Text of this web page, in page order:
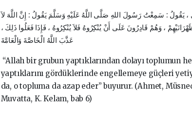
يَقُولُ : سَمِعْتُ رَسُولَ اللهِ صَلَّى اللَّهُ عَلَيْهِ وَسَلَّمَ يَقُولُ : إِنَّ اللَّهَ لاَ
، وَهُمْ قَادِرُونَ عَلَى أَنْ يُنْكِرُوهُ فَلاَ يُنْكِرُوهُ ، فَإِذَا فَعَلُوا ذَلِكَ ،
عَذَّبَ اللَّهُ الْخَاصَّةَ وَالْعَامَّةَ
“Allah bir grubun yaptıklarından dolayı toplumun
yaptıklarını gördüklerinde engellemeye güçleri
da, o topluma da azap eder” buyurur. (Ahmet,
Muvatta, K. Kelam, bab 6)